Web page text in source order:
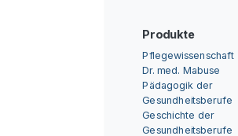
Produkte
Pflegewissenschaft
Dr. med. Mabuse
Pädagogik der
Gesundheitsberufe
Geschichte der
Gesundheitsberufe